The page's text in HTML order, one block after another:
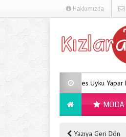
Hakkımızda
Arveles Uyku Yapar Mı?
MODA
Yazıya Geri Dön